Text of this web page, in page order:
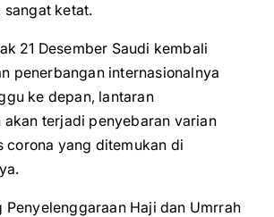
ketat.
21 Desember Saudi kembali
penerbangan internasionalnya
ke depan, lantaran
terjadi penyebaran varian
corona yang ditemukan di
Penyelenggaraan Haji dan Umrrah